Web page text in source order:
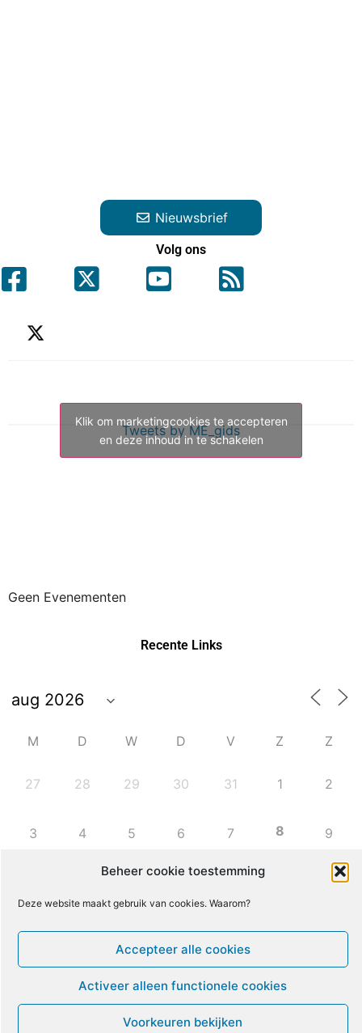
Beheer cookie toestemming
Deze website maakt gebruik van cookies. Waarom?
Accepteer alle cookies
Activeer alleen functionele cookies
Voorkeuren bekijken
Nieuwsbrief
Volg ons
Tweets by ME_gids
Klik om marketingcookies te accepteren
en deze inhoud in te schakelen
Geen Evenementen
Recente Links
M D W D V Z Z
27 28 29 30 31 1 2
3 4 5 6 7 8 9
16
17 18 19 20 21 22 23
25 26 27 28 29